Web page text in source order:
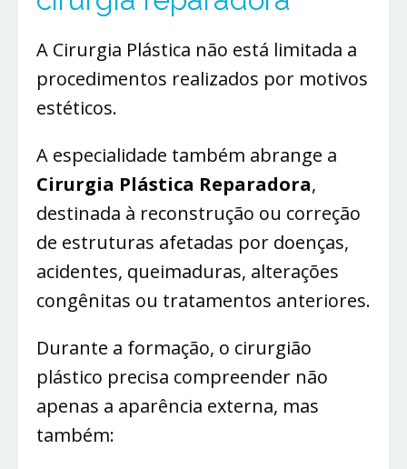
A Cirurgia Plástica não está limitada a
procedimentos realizados por motivos
estéticos.
A especialidade também abrange a
Cirurgia Plástica Reparadora,
destinada à reconstrução ou correção
de estruturas afetadas por doenças,
acidentes, queimaduras, alterações
congênitas ou tratamentos anteriores.
Durante a formação, o cirurgião
plástico precisa compreender não
apenas a aparência externa, mas
também: